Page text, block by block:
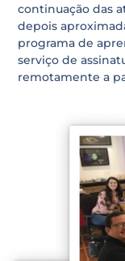
continuação das
depois
programa de
serviço de
remotamente a